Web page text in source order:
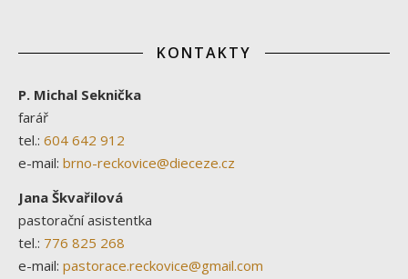
KONTAKTY
P. Michal Seknička
farář
tel.: 604 642 912
e-mail: brno-reckovice@dieceze.cz
Jana Škvařilová
pastorační asistentka
tel.: 776 825 268
e-mail: pastorace.reckovice@gmail.com